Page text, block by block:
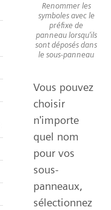
Renommer les
symboles avec le
préfixe de
panneau lorsqu'ils
sont déposés dans
le sous-panneau
Vous pouvez
choisir
n'importe
quel nom
pour vos
sous-
panneaux,
sélectionnez